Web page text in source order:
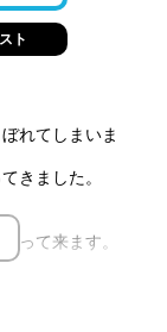
ト
れてしまいま
きました。
って来ます。